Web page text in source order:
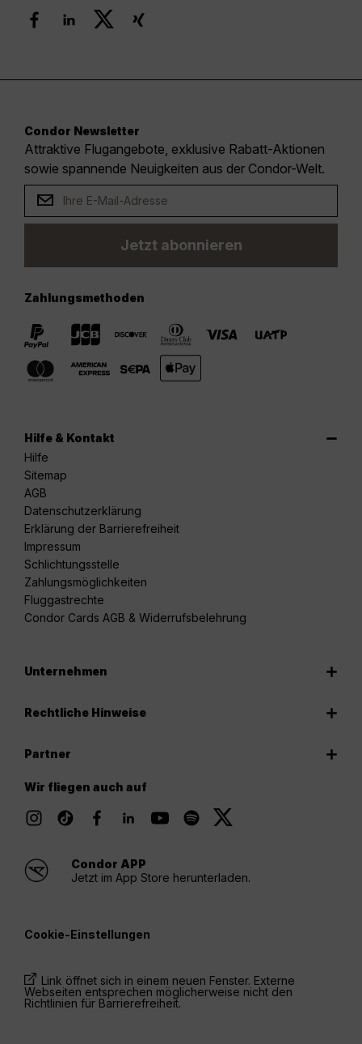
Condor Newsletter
Attraktive Flugangebote, exklusive Rabatt-Aktionen
sowie spannende Neuigkeiten aus der Condor-Welt.
Jetzt abonnieren
Zahlungsmethoden
Hilfe & Kontakt
Hilfe
Sitemap
AGB
Datenschutzerklärung
Erklärung der Barrierefreiheit
Impressum
Schlichtungsstelle
Zahlungsmöglichkeiten
Fluggastrechte
Condor Cards AGB & Widerrufsbelehrung
Unternehmen
Rechtliche Hinweise
Partner
Wir fliegen auch auf
Condor APP
Jetzt im App Store herunterladen.
Cookie-Einstellungen
Link öffnet sich in einem neuen Fenster. Externe
Webseiten entsprechen möglicherweise nicht den
Richtlinien für Barrierefreiheit.